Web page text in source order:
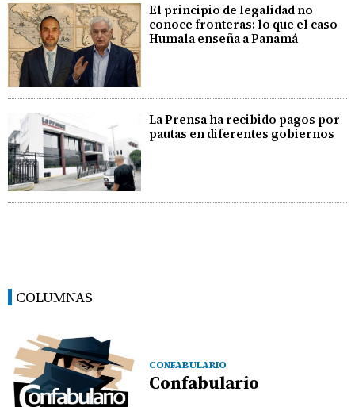
El principio de legalidad no
conoce fronteras: lo que el caso
Humala enseña a Panamá
La Prensa ha recibido pagos por
pautas en diferentes gobiernos
COLUMNAS
CONFABULARIO
Confabulario